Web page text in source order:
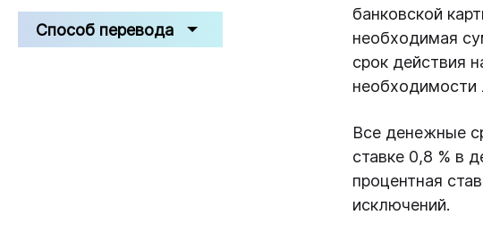
банковской
необходимая
срок действия
необходимости
Все денежные
ставке 0,8 % в
процентная
исключений.
Способ перевода